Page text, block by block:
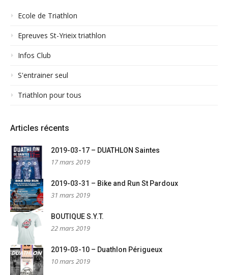
Ecole de Triathlon
Epreuves St-Yrieix triathlon
Infos Club
S'entrainer seul
Triathlon pour tous
Articles récents
2019-03-17 – DUATHLON Saintes
17 mars 2019
2019-03-31 – Bike and Run St Pardoux
31 mars 2019
BOUTIQUE S.Y.T.
22 mars 2019
2019-03-10 – Duathlon Périgueux
10 mars 2019